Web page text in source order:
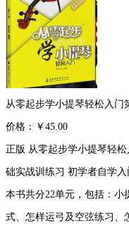
从零起步学小提琴轻松入门
价格：￥45.00
正版 从零起步学小提琴轻
础实战训练习 初学者自学
本书共分22单元，包括：
式、怎样运弓及空弦练习、